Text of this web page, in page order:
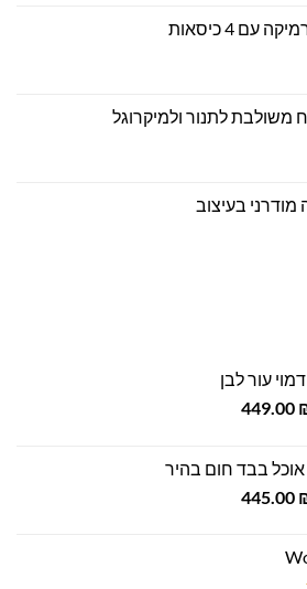
עם 4 כיסאות
משולבת לתנור ולמיקרוגל
מודרני בעיצוב
עור לבן
500.00
449.00המחיר
449.00 ₪.
בבד חום בהיר
500.00
445.00המחיר